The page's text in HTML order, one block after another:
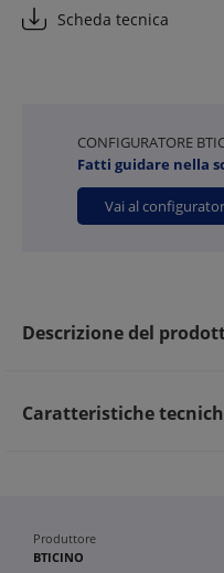
Scheda tecnica
CONFIGURATORE
Fatti guidare nella
Vai al
Descrizione del
Caratteristiche
Produttore
BTICINO